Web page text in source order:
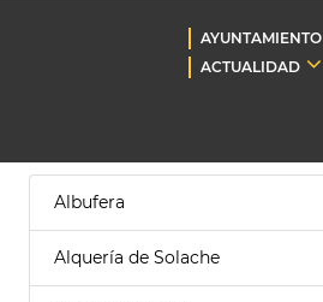
AYUNTAMIENTO
ACTUALIDAD
Albufera
Alquería de Solache